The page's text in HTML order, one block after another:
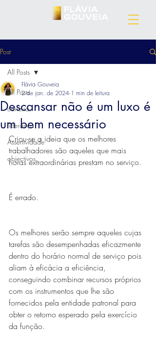
Post
All Posts
carreira,
liderança
Assertividade
objectivos
All Posts
Descansar não é um luxo é
um bem necessário
Flávia Gouveia
2 de jan. de 2024 1 min de leitura
Criou-se a ideia que os melhores
trabalhadores são aqueles que mais
horas extraordinárias prestam no serviço.
É errado.
Os melhores serão sempre aqueles cujas
tarefas são desempenhadas eficazmente
dentro do horário normal de serviço pois
aliam à eficácia a eficiência,
conseguindo combinar recursos próprios
com os instrumentos que lhe são
fornecidos pela entidade patronal para
obter o retorno esperado pela exercício
da função.